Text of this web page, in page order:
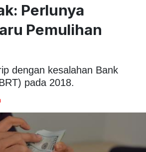
Perlunya
Pemulihan
dengan kesalahan Bank
pada 2018.